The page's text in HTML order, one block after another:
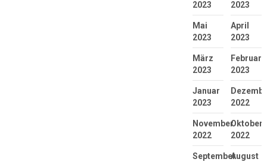
2023 2023
Mai
2023
April
2023
März
2023
Februar
2023
Januar
2023
2022
November
2022
Oktober
2022
SeptemberAugust